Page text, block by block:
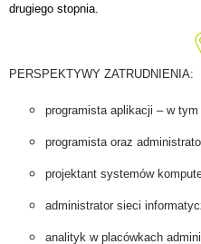
drugiego stopnia.
PERSPEKTYWY ZATRUDNIENIA:
programista aplikacji – w
programista oraz
projektant systemów
administrator sieci
analityk w placówkach